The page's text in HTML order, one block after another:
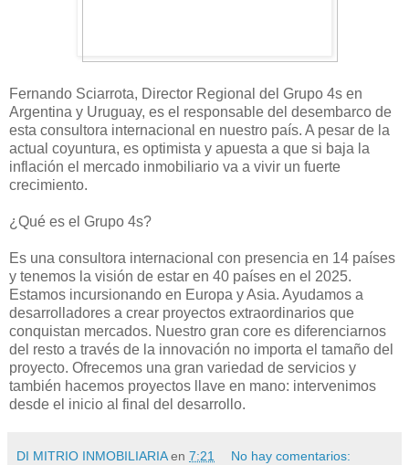
Fernando Sciarrota, Director Regional del Grupo 4s en
Argentina y Uruguay, es el responsable del desembarco de
esta consultora internacional en nuestro país. A pesar de la
actual coyuntura, es optimista y apuesta a que si baja la
inflación el mercado inmobiliario va a vivir un fuerte
crecimiento.
¿Qué es el Grupo 4s?
Es una consultora internacional con presencia en 14 países
y tenemos la visión de estar en 40 países en el 2025.
Estamos incursionando en Europa y Asia. Ayudamos a
desarrolladores a crear proyectos extraordinarios que
conquistan mercados. Nuestro gran core es diferenciarnos
del resto a través de la innovación no importa el tamaño del
proyecto. Ofrecemos una gran variedad de servicios y
también hacemos proyectos llave en mano: intervenimos
desde el inicio al final del desarrollo.
DI MITRIO INMOBILIARIA en 7:21 No hay comentarios: